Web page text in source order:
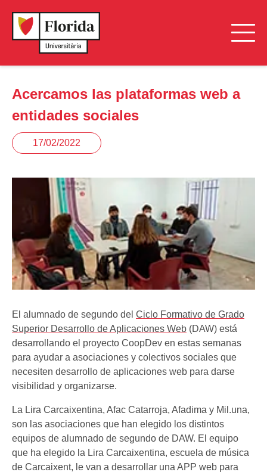
Acercamos las plataformas web a
entidades sociales
17/02/2022
El alumnado de segundo del Ciclo Formativo de Grado
Superior Desarrollo de Aplicaciones Web (DAW) está
desarrollando el proyecto CoopDev en estas semanas
para ayudar a asociaciones y colectivos sociales que
necesiten desarrollo de aplicaciones web para darse
visibilidad y organizarse.
La Lira Carcaixentina, Afac Catarroja, Afadima y Mil.una,
son las asociaciones que han elegido los distintos
equipos de alumnado de segundo de DAW. El equipo
que ha elegido la Lira Carcaixentina, escuela de música
de Carcaixent, le van a desarrollar una APP web para